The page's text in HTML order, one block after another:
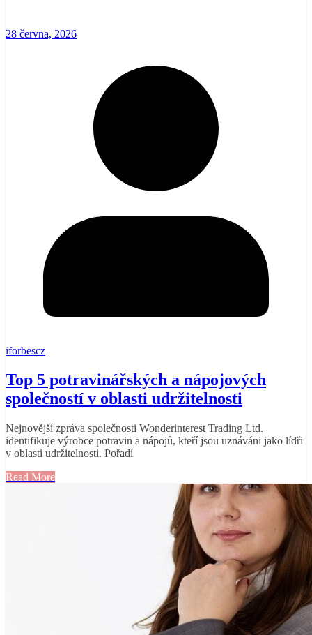
28 června, 2026
iforbescz
Top 5 potravinářských a nápojových
společností v oblasti udržitelnosti
Nejnovější zpráva společnosti Wonderinterest Trading Ltd.
identifikuje výrobce potravin a nápojů, kteří jsou uznáváni jako lídři
v oblasti udržitelnosti. Pořadí
Read More